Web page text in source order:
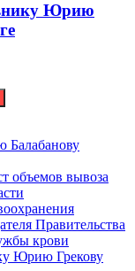
Юрию
Балабанову
объемов вывоза
Правительства
крови
Юрию Грекову